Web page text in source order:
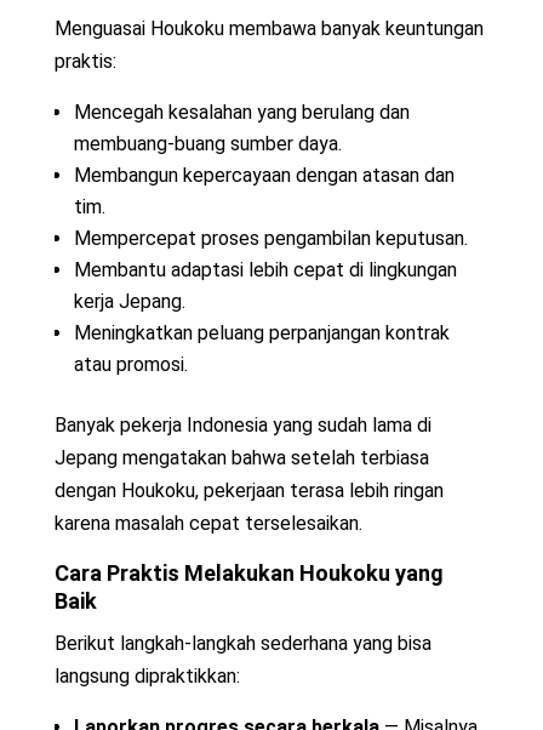
Menguasai Houkoku membawa banyak keuntungan
praktis:
Mencegah kesalahan yang berulang dan
membuang-buang sumber daya.
Membangun kepercayaan dengan atasan dan
tim.
Mempercepat proses pengambilan keputusan.
Membantu adaptasi lebih cepat di lingkungan
kerja Jepang.
Meningkatkan peluang perpanjangan kontrak
atau promosi.
Banyak pekerja Indonesia yang sudah lama di
Jepang mengatakan bahwa setelah terbiasa
dengan Houkoku, pekerjaan terasa lebih ringan
karena masalah cepat terselesaikan.
Cara Praktis Melakukan Houkoku yang
Baik
Berikut langkah-langkah sederhana yang bisa
langsung dipraktikkan: